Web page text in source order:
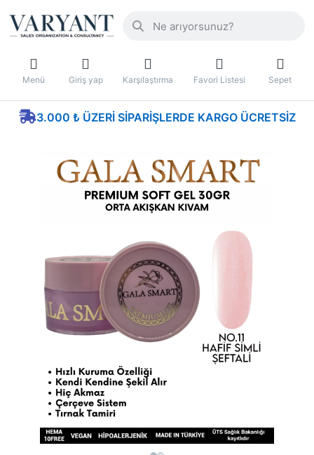
Menü Giriş yap Karşılaştırma Favori Listesi Sepet
3.000 ₺ ÜZERI SIPARIŞLERDE KARGO ÜCRETSIZ